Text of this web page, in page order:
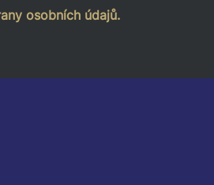
osobních údajů.